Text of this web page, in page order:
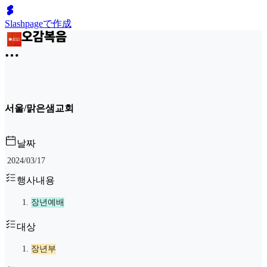
Slashpageで作成
서울/맑은샘교회
날짜
2024/03/17
행사내용
장년예배
대상
장년부